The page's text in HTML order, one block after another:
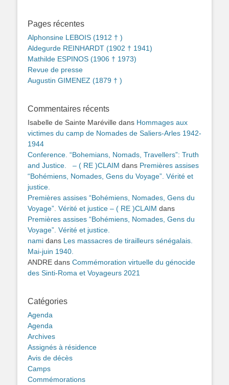
Pages récentes
Alphonsine LEBOIS (1912 † )
Aldegurde REINHARDT (1902 † 1941)
Mathilde ESPINOS (1906 † 1973)
Revue de presse
Augustin GIMENEZ (1879 † )
Commentaires récents
Isabelle de Sainte Maréville dans Hommages aux
victimes du camp de Nomades de Saliers-Arles 1942-
1944
Conference. “Bohemians, Nomads, Travellers”: Truth
and Justice. – ( RE )CLAIM dans Premières assises
“Bohémiens, Nomades, Gens du Voyage”. Vérité et
justice.
Premières assises “Bohémiens, Nomades, Gens du
Voyage”. Vérité et justice – ( RE )CLAIM dans
Premières assises “Bohémiens, Nomades, Gens du
Voyage”. Vérité et justice.
nami dans Les massacres de tirailleurs sénégalais.
Mai-juin 1940.
ANDRE dans Commémoration virtuelle du génocide
des Sinti-Roma et Voyageurs 2021
Catégories
Agenda
Agenda
Archives
Assignés à résidence
Avis de décès
Camps
Commémorations